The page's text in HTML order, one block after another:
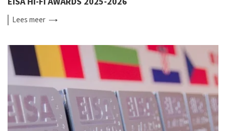
Leesmeer